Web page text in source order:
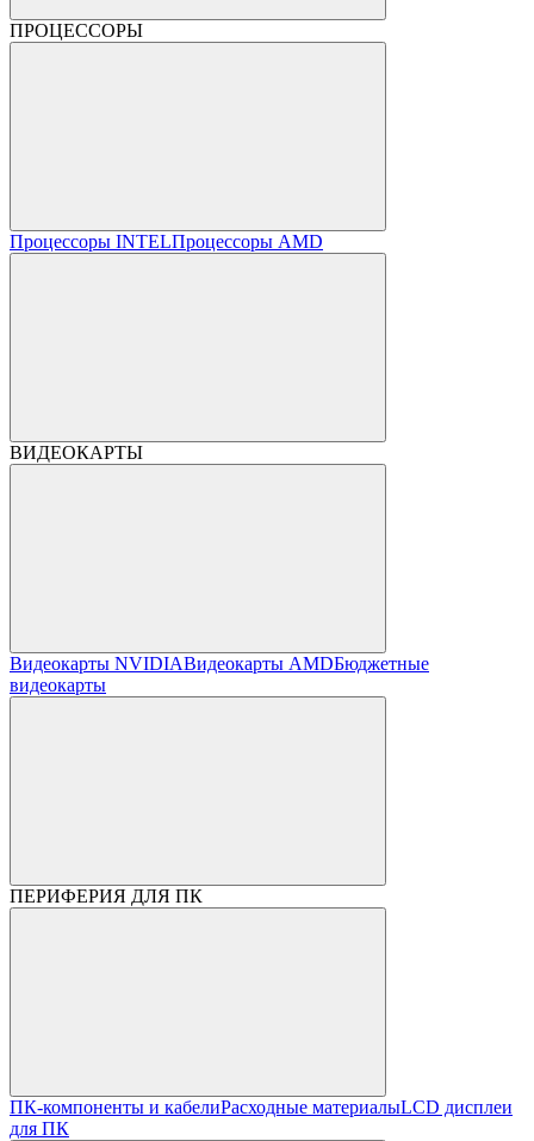
ПРОЦЕССОРЫ
Процессоры INTELПроцессоры AMD
ВИДЕОКАРТЫ
Видеокарты NVIDIAВидеокарты AMDБюджетные
видеокарты
ПЕРИФЕРИЯ ДЛЯ ПК
ПК-компоненты и кабелиРасходные материалыLCD дисплеи
для ПК